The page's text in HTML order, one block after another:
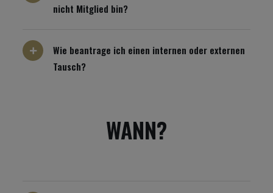
nicht Mitglied bin?
Wie beantrage ich einen internen oder externen
Tausch?
WANN?